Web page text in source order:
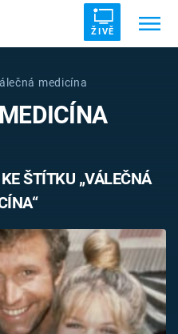
ŽIVĚ
SVĚTOVÁ VÁLKA
medicína
ŠTÍTKU „VÁLEČNÁ